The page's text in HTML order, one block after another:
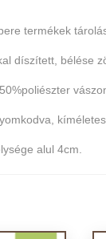
termékek
díszített, bélése
alul 4cm.